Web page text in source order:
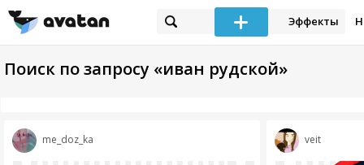
Эффекты
Поиск по запросу «иван рудской»
me_doz_ka veit